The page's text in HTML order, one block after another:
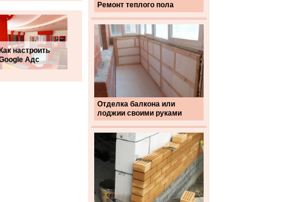
Ремонт теплого пола
Отделка балкона или
лоджии своими руками
Как настроить
Адс